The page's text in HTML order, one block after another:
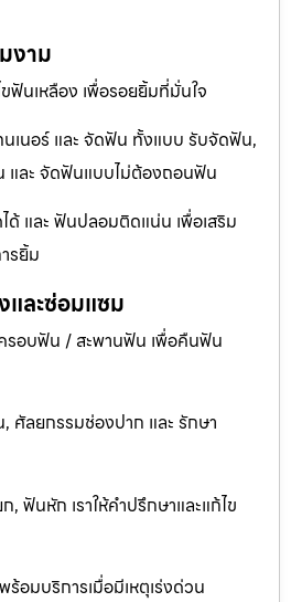
งาม
ฟันเหลือง เพื่อรอยยิ้มที่มั่นใจ
นเนอร์ และ จัดฟัน ทั้งแบบ รับจัดฟัน,
และ จัดฟันแบบไม่ต้องถอนฟัน
และ ฟันปลอมติดแน่น เพื่อเสริม
รยิ้ม
และซ่อมแซม
รอบฟัน / สะพานฟัน เพื่อคืนฟัน
ศัลยกรรมช่องปาก และ รักษา
ฟันหัก เราให้คำปรึกษาและแก้ไข
อมบริการเมื่อมีเหตุเร่งด่วน